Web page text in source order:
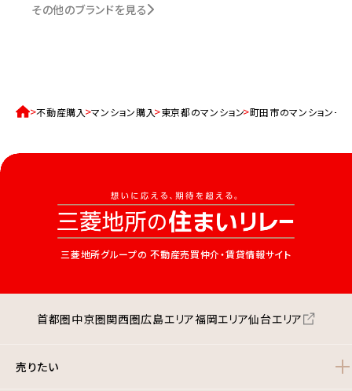
その他のブランドを見る
不動産購入 マンション購入 東京都のマンション 町田市のマンション一
三菱地所グループの 不動産売買仲介・賃貸情報サイト
首都圏中京圏関西圏広島エリア福岡エリア仙台エリア
売りたい